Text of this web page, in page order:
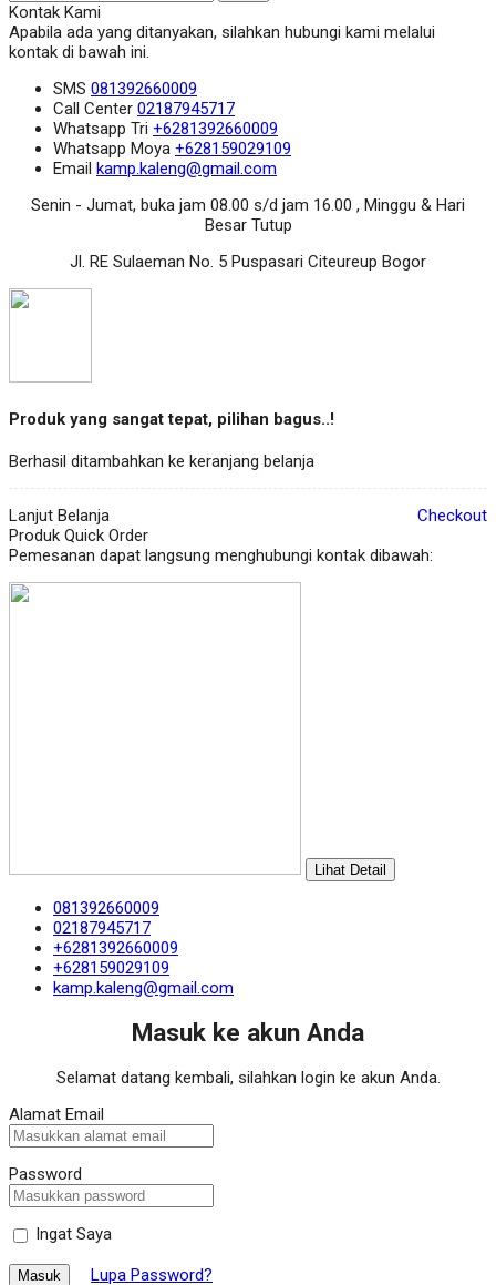
Kontak Kami
Apabila ada yang ditanyakan, silahkan hubungi kami melalui
kontak di bawah ini.
SMS 081392660009
Call Center 02187945717
Whatsapp Tri +6281392660009
Whatsapp Moya +628159029109
Email kamp.kaleng@gmail.com
Senin - Jumat, buka jam 08.00 s/d jam 16.00 , Minggu & Hari
Besar Tutup
Jl. RE Sulaeman No. 5 Puspasari Citeureup Bogor
Produk yang sangat tepat, pilihan bagus..!
Berhasil ditambahkan ke keranjang belanja
Lanjut Belanja
Checkout
Produk Quick Order
Pemesanan dapat langsung menghubungi kontak dibawah:
Lihat Detail
081392660009
02187945717
+6281392660009
+628159029109
kamp.kaleng@gmail.com
Masuk ke akun Anda
Selamat datang kembali, silahkan login ke akun Anda.
Alamat Email
Password
Ingat Saya
Masuk Lupa Password?